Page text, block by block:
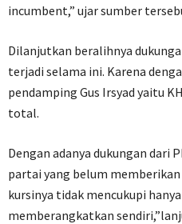
incumbent,” ujar sumber
Dilanjutkan beralihnya
terjadi selama ini. Karena
pendamping Gus Irsyad yaitu
total.
Dengan adanya dukungan dari
partai yang belum
kursinya tidak mencukupi
memberangkatkan